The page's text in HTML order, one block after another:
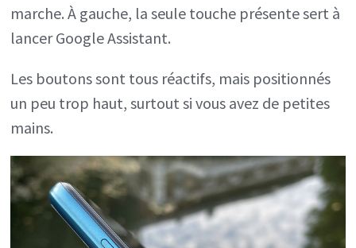
marche. À gauche, la seule touche présente sert à
lancer Google Assistant.
Les boutons sont tous réactifs, mais positionnés
un peu trop haut, surtout si vous avez de petites
mains.